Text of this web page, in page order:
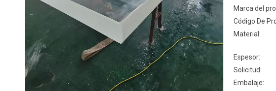
Marca del
Código De
Material:
Espesor:
Solicitud:
Embalaje: